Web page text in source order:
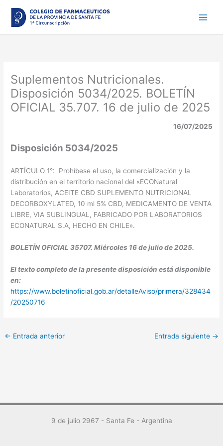
contenido
Suplementos Nutricionales.
Disposición 5034/2025. BOLETÍN
OFICIAL 35.707. 16 de julio de 2025
16/07/2025
Disposición 5034/2025
ARTÍCULO 1°: Prohíbese el uso, la comercialización y la
distribución en el territorio nacional del «ECONatural
Laboratorios, ACEITE CBD SUPLEMENTO NUTRICIONAL
DECORBOXYLATED, 10 ml 5% CBD, MEDICAMENTO DE VENTA
LIBRE, VIA SUBLINGUAL, FABRICADO POR LABORATORIOS
ECONATURAL S.A, HECHO EN CHILE».
BOLETÍN OFICIAL 35707. Miércoles 16 de julio de 2025.
El texto completo de la presente disposición está disponible
en:
https://www.boletinoficial.gob.ar/detalleAviso/primera/328434
/20250716
← Entrada anterior Entrada siguiente →
9 de julio 2967 - Santa Fe - Argentina